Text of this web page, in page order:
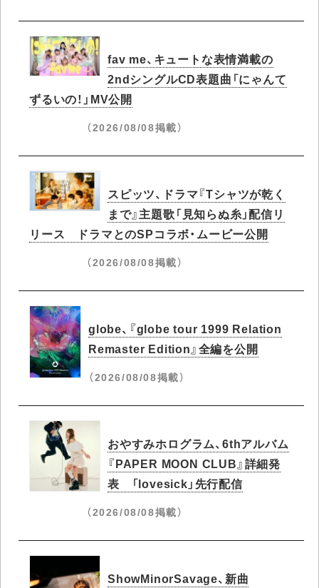
fav me、キュートな表情満載の
2ndシングルCD表題曲「にゃんて
ずるいの！」MV公開
（2026/08/08掲載）
スピッツ、ドラマ『Tシャツが乾く
まで』主題歌「見知らぬ糸」配信リ
リース ドラマとのSPコラボ・ムービー公開
（2026/08/08掲載）
globe、『globe tour 1999 Relation
Remaster Edition』全編を公開
（2026/08/08掲載）
おやすみホログラム、6thアルバム
『PAPER MOON CLUB』詳細発
表 「lovesick」先行配信
（2026/08/08掲載）
ShowMinorSavage、新曲